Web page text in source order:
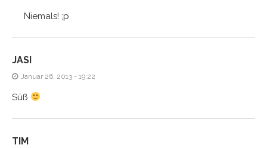
Niemals! ;p
JASI
Januar 26, 2013 - 19:22
Süß
TIM